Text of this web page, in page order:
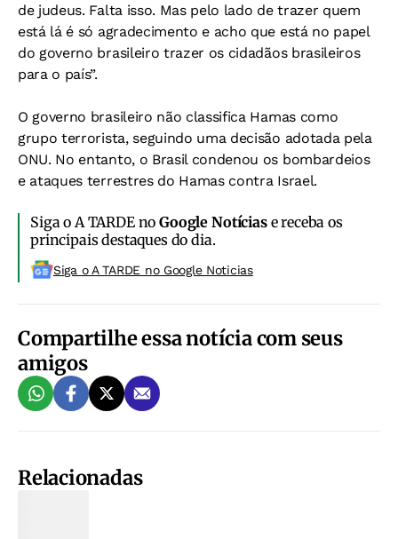
de judeus. Falta isso. Mas pelo lado de trazer quem
está lá é só agradecimento e acho que está no papel
do governo brasileiro trazer os cidadãos brasileiros
para o país”.
O governo brasileiro não classifica Hamas como
grupo terrorista, seguindo uma decisão adotada pela
ONU. No entanto, o Brasil condenou os bombardeios
e ataques terrestres do Hamas contra Israel.
Siga o A TARDE noGoogle Notíciase receba os
principais destaques do dia.
Siga o A TARDE no Google Noticias
Compartilhe essa notícia com seus
amigos
Relacionadas